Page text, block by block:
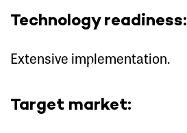
Technology readiness:
Extensive implementation.
Target market: